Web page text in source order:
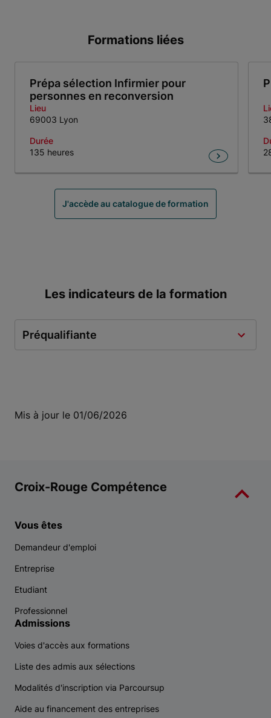
Formations liées
Prépa sélection Infirmier pour
personnes en reconversion
Lieu
69003 Lyon
Durée
135 heures
J'accède au catalogue de formation
Les indicateurs de la formation
Préqualifiante
Mis à jour le 01/06/2026
Croix-Rouge Compétence
Vous êtes
Demandeur d'emploi
Entreprise
Etudiant
Professionnel
Admissions
Voies d'accès aux formations
Liste des admis aux sélections
Modalités d'inscription via Parcoursup
Aide au financement des entreprises